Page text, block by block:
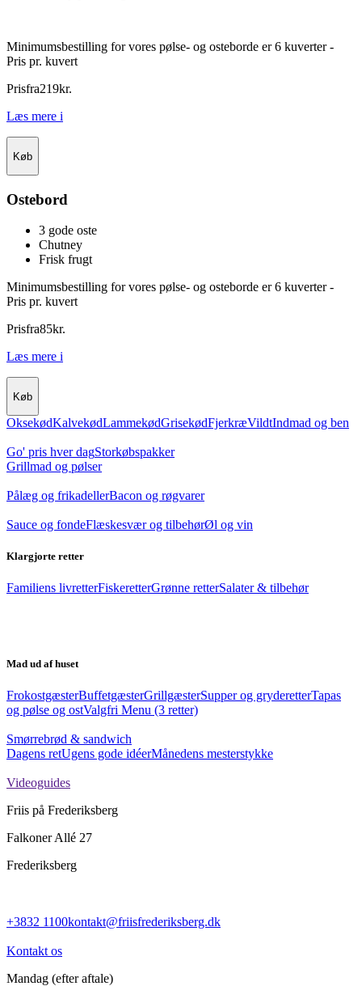
Minimumsbestilling for vores pølse- og osteborde er 6 kuverter -
Pris pr. kuvert
Prisfra219kr.
Læs mere i
Køb
Ostebord
3 gode oste
Chutney
Frisk frugt
Minimumsbestilling for vores pølse- og osteborde er 6 kuverter -
Pris pr. kuvert
Prisfra85kr.
Læs mere i
Køb
OksekødKalvekødLammekødGrisekødFjerkræVildtIndmad og ben
Go' pris hver dagStorkøbspakker
Grillmad og pølser
Pålæg og frikadellerBacon og røgvarer
Sauce og fondeFlæskesvær og tilbehørØl og vin
Klargjorte retter
Familiens livretterFiskeretterGrønne retterSalater & tilbehør
Mad ud af huset
FrokostgæsterBuffetgæsterGrillgæsterSupper og gryderetterTapas
og pølse og ostValgfri Menu (3 retter)
Smørrebrød & sandwich
Dagens retUgens gode idéerMånedens mesterstykke
Videoguides
Friis på Frederiksberg
Falkoner Allé 27
Frederiksberg
+3832 1100kontakt@friisfrederiksberg.dk
Kontakt os
Mandag (efter aftale)